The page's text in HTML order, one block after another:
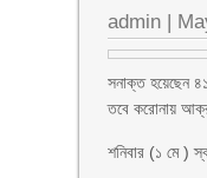
admin |
সনাক্ত হয়েছেন
তবে করোনায়
শনিবার (১ মে )